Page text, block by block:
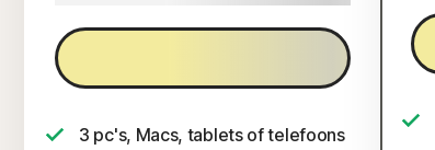
3 pc's, Macs, tablets of telefoons